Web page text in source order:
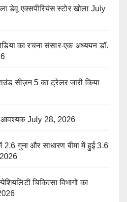
डेवू एक्सपीरियंस स्टोर खोला July
का रचना संसार-एक अध्ययन डॉ.
सीज़न 5 का ट्रेलर जारी किया
आवश्यक July 28, 2026
2.6 गुना और साधारण बीमा में हुई 3.6
चिकित्सा विभागों का